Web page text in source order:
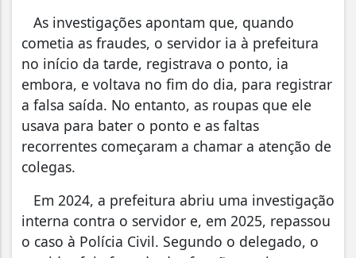
As investigações apontam que, quando
cometia as fraudes, o servidor ia à prefeitura
no início da tarde, registrava o ponto, ia
embora, e voltava no fim do dia, para registrar
a falsa saída. No entanto, as roupas que ele
usava para bater o ponto e as faltas
recorrentes começaram a chamar a atenção de
colegas.
Em 2024, a prefeitura abriu uma investigação
interna contra o servidor e, em 2025, repassou
o caso à Polícia Civil. Segundo o delegado, o